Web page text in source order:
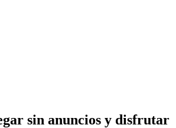
sin anuncios y disfrutar